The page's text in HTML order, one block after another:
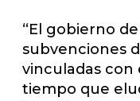
“El gobierno
subvenciones
vinculadas con
tiempo que